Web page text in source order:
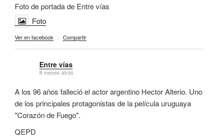
Foto de portada de Entre vías
Foto
Ver en facebook · Compartir
Entre vías
8 meses atrás
A los 96 años falleció el actor argentino Hector Alterio. Uno
de los principales protagonistas de la película uruguaya
"Corazón de Fuego".
QEPD